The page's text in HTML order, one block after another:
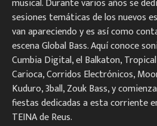
sesiones temáticas de los nuevos
van apareciendo y es así como
escena Global Bass. Aquí conoce
Cumbia Digital, el Balkaton,
Carioca, Corridos Electrónicos,
Kuduro, 3ball, Zouk Bass, y
fiestas dedicadas a esta corriente
TEINA de Reus.